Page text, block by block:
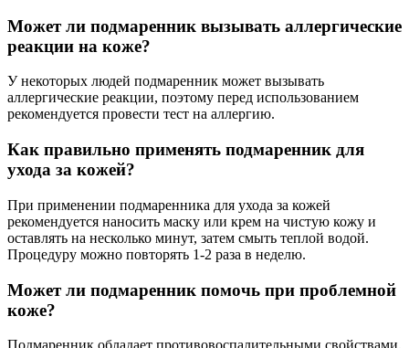
Может ли подмаренник вызывать аллергические
реакции на коже?
У некоторых людей подмаренник может вызывать
аллергические реакции, поэтому перед использованием
рекомендуется провести тест на аллергию.
Как правильно применять подмаренник для
ухода за кожей?
При применении подмаренника для ухода за кожей
рекомендуется наносить маску или крем на чистую кожу и
оставлять на несколько минут, затем смыть теплой водой.
Процедуру можно повторять 1-2 раза в неделю.
Может ли подмаренник помочь при проблемной
коже?